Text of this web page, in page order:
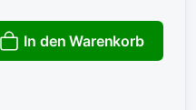
In den Warenkorb